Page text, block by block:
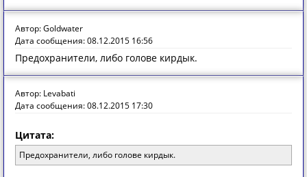
Автор: Goldwater
Дата сообщения: 08.12.2015 16:56
Предохранители, либо голове кирдык.
Автор: Levabati
Дата сообщения: 08.12.2015 17:30
Цитата:
Предохранители, либо голове кирдык.